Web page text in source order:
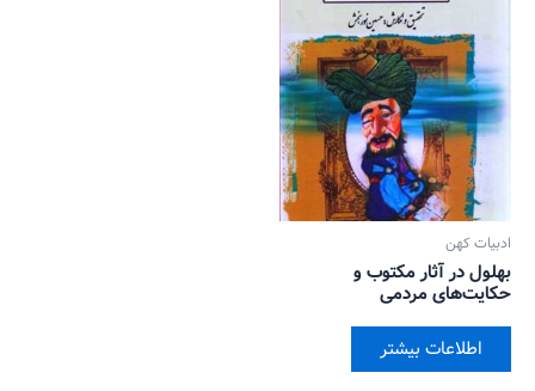
ادبیات کهن
بهلول در آثار مکتوب و
حکایت‌های مردمی
اطلاعات بیشتر